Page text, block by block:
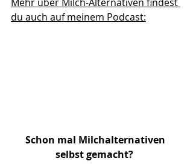
du auch auf meinem Podcast:
Schon mal Milchalternativen
selbst gemacht?